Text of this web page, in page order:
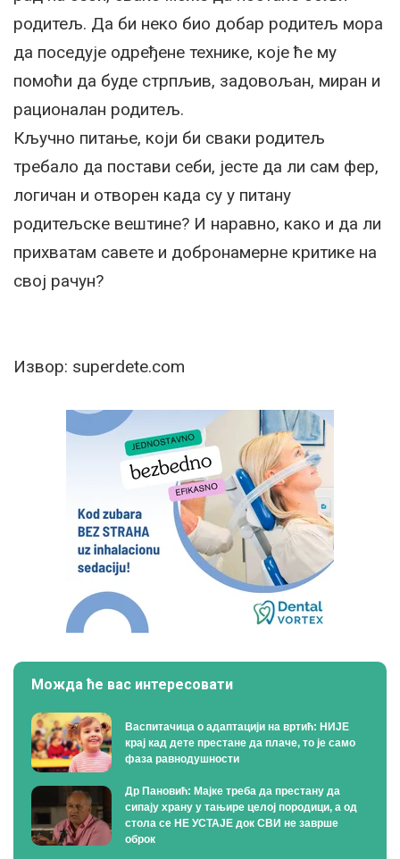
родитељ. Да би неко био добар родитељ мора
да поседује одређене технике, које ће му
помоћи да буде стрпљив, задовољан, миран и
рационалан родитељ.
Кључно питање, који би сваки родитељ
требало да постави себи, јесте да ли сам фер,
логичан и отворен када су у питану
родитељске вештине? И наравно, како и да ли
прихватам савете и добронамерне критике на
свој рачун?
Извор: superdete.com
Можда ће вас интересовати
Васпитачица о адаптацији на вртић: НИЈЕ
крај кад дете престане да плаче, то је само
фаза равнодушности
Др Пановић: Мајке треба да престану да
сипају храну у тањире целој породици, а од
стола се НЕ УСТАЈЕ док СВИ не заврше
оброк